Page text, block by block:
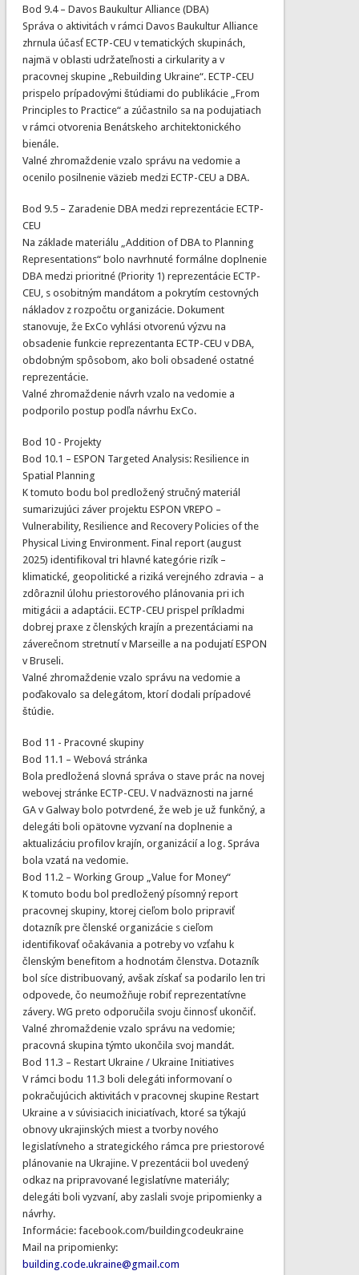
Bod 9.4 – Davos Baukultur Alliance (DBA)
Správa o aktivitách v rámci Davos Baukultur Alliance
zhrnula účasť ECTP-CEU v tematických skupinách,
najmä v oblasti udržateľnosti a cirkularity a v
pracovnej skupine „Rebuilding Ukraine“. ECTP-CEU
prispelo prípadovými štúdiami do publikácie „From
Principles to Practice“ a zúčastnilo sa na podujatiach
v rámci otvorenia Benátskeho architektonického
bienále.
Valné zhromaždenie vzalo správu na vedomie a
ocenilo posilnenie väzieb medzi ECTP-CEU a DBA.
Bod 9.5 – Zaradenie DBA medzi reprezentácie ECTP-
CEU
Na základe materiálu „Addition of DBA to Planning
Representations“ bolo navrhnuté formálne doplnenie
DBA medzi prioritné (Priority 1) reprezentácie ECTP-
CEU, s osobitným mandátom a pokrytím cestovných
nákladov z rozpočtu organizácie. Dokument
stanovuje, že ExCo vyhlási otvorenú výzvu na
obsadenie funkcie reprezentanta ECTP-CEU v DBA,
obdobným spôsobom, ako boli obsadené ostatné
reprezentácie.
Valné zhromaždenie návrh vzalo na vedomie a
podporilo postup podľa návrhu ExCo.
Bod 10 - Projekty
Bod 10.1 – ESPON Targeted Analysis: Resilience in
Spatial Planning
K tomuto bodu bol predložený stručný materiál
sumarizujúci záver projektu ESPON VREPO –
Vulnerability, Resilience and Recovery Policies of the
Physical Living Environment. Final report (august
2025) identifikoval tri hlavné kategórie rizík –
klimatické, geopolitické a riziká verejného zdravia – a
zdôraznil úlohu priestorového plánovania pri ich
mitigácii a adaptácii. ECTP-CEU prispel príkladmi
dobrej praxe z členských krajín a prezentáciami na
záverečnom stretnutí v Marseille a na podujatí ESPON
v Bruseli.
Valné zhromaždenie vzalo správu na vedomie a
poďakovalo sa delegátom, ktorí dodali prípadové
štúdie.
Bod 11 - Pracovné skupiny
Bod 11.1 – Webová stránka
Bola predložená slovná správa o stave prác na novej
webovej stránke ECTP-CEU. V nadväznosti na jarné
GA v Galway bolo potvrdené, že web je už funkčný, a
delegáti boli opätovne vyzvaní na doplnenie a
aktualizáciu profilov krajín, organizácií a log. Správa
bola vzatá na vedomie.
Bod 11.2 – Working Group „Value for Money“
K tomuto bodu bol predložený písomný report
pracovnej skupiny, ktorej cieľom bolo pripraviť
dotazník pre členské organizácie s cieľom
identifikovať očakávania a potreby vo vzťahu k
členským benefitom a hodnotám členstva. Dotazník
bol síce distribuovaný, avšak získať sa podarilo len tri
odpovede, čo neumožňuje robiť reprezentatívne
závery. WG preto odporučila svoju činnosť ukončiť.
Valné zhromaždenie vzalo správu na vedomie;
pracovná skupina týmto ukončila svoj mandát.
Bod 11.3 – Restart Ukraine / Ukraine Initiatives
V rámci bodu 11.3 boli delegáti informovaní o
pokračujúcich aktivitách v pracovnej skupine Restart
Ukraine a v súvisiacich iniciatívach, ktoré sa týkajú
obnovy ukrajinských miest a tvorby nového
legislatívneho a strategického rámca pre priestorové
plánovanie na Ukrajine. V prezentácii bol uvedený
odkaz na pripravované legislatívne materiály;
delegáti boli vyzvaní, aby zaslali svoje pripomienky a
návrhy.
Informácie: facebook.com/buildingcodeukraine
Mail na pripomienky:
building.code.ukraine@gmail.com